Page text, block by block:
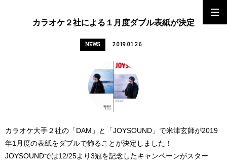
カラオケ２社による１月度ダブル表紙が決定
NEWS 2019.01.26
カラオケ大手２社の「DAM」と「JOYSOUND」で米津玄師が2019
年1月度の表紙をダブルで飾ることが決定しました！
JOYSOUNDでは12/25より3冠を記念したキャンペーンがスター